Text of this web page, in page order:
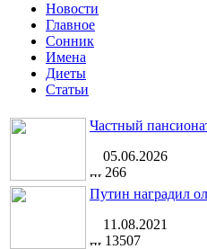
Новости
Главное
Сонник
Имена
Диеты
Статьи
Частный
05.06.2026
266
Путин наградил
11.08.2021
13507